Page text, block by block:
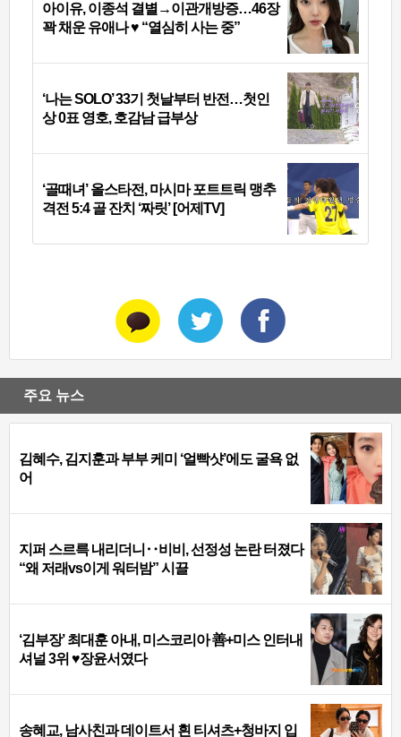
아이유, 이종석 결별→이관개방증…46장
꽉 채운 유애나 ♥ “열심히 사는 중”
‘나는 SOLO’ 33기 첫날부터 반전…첫인
상 0표 영호, 호감남 급부상
‘골때녀’ 올스타전, 마시마 포트트릭 맹추
격전 5:4 골 잔치 ‘짜릿’ [어제TV]
주요 뉴스
김혜수, 김지훈과 부부 케미 ‘얼빡샷’에도 굴욕 없
어
지퍼 스르륵 내리더니‥비비, 선정성 논란 터졌다
“왜 저래vs이게 워터밤” 시끌
‘김부장’ 최대훈 아내, 미스코리아 善+미스 인터내
셔널 3위 ♥장윤서였다
송혜교, 남사친과 데이트서 흰 티셔츠+청바지 입